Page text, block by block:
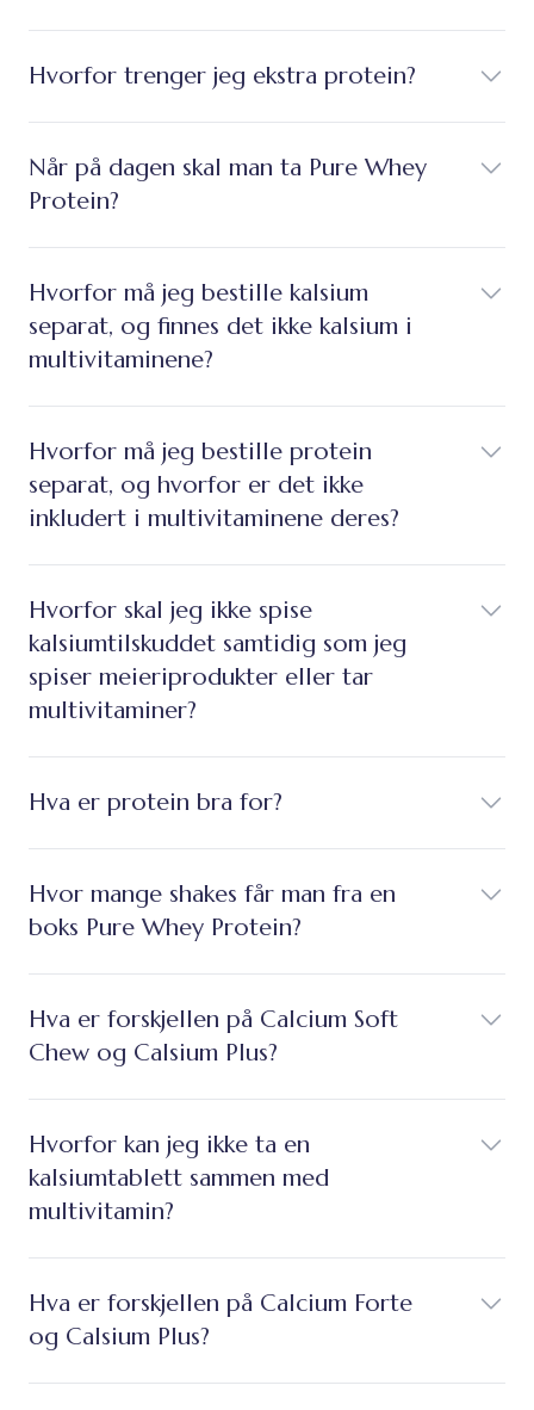
Hvorfor trenger jeg ekstra protein?
Når på dagen skal man ta Pure Whey
Protein?
Hvorfor må jeg bestille kalsium
separat, og finnes det ikke kalsium i
multivitaminene?
Hvorfor må jeg bestille protein
separat, og hvorfor er det ikke
inkludert i multivitaminene deres?
Hvorfor skal jeg ikke spise
kalsiumtilskuddet samtidig som jeg
spiser meieriprodukter eller tar
multivitaminer?
Hva er protein bra for?
Hvor mange shakes får man fra en
boks Pure Whey Protein?
Hva er forskjellen på Calcium Soft
Chew og Calsium Plus?
Hvorfor kan jeg ikke ta en
kalsiumtablett sammen med
multivitamin?
Hva er forskjellen på Calcium Forte
og Calsium Plus?